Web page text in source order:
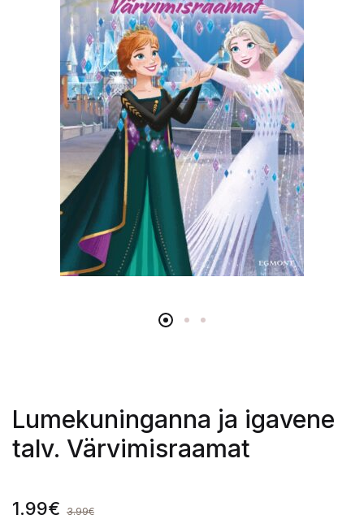
Lumekuninganna ja igavene
talv. Värvimisraamat
1.99€ 3.99€